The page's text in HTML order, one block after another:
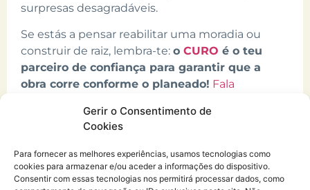
Gerir o Consentimento de
Cookies
Para fornecer as melhores experiências, usamos tecnologias como
cookies para armazenar e/ou aceder a informações do dispositivo.
Consentir com essas tecnologias nos permitirá processar dados, como
surpresas desagradáveis.
Se estás a pensar reabilitar uma moradia ou
construir de raiz, lembra-te: o CURO é o teu
parceiro de confiança para garantir que a
obra corre conforme o planeado! Fala